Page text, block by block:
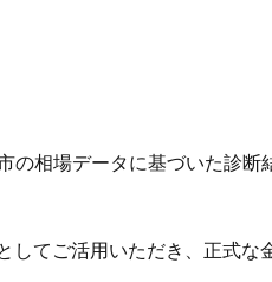
相場データに基づいた診断
てご活用いただき、正式な